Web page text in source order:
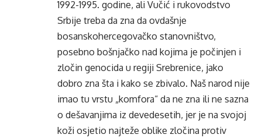
1992-1995. godine, ali Vučić i rukovodstvo
Srbije treba da zna da ovdašnje
bosanskohercegovačko stanovništvo,
posebno bošnjačko nad kojima je počinjen i
zločin genocida u regiji Srebrenice, jako
dobro zna šta i kako se zbivalo. Naš narod nije
imao tu vrstu „komfora“ da ne zna ili ne sazna
o dešavanjima iz devedesetih, jer je na svojoj
koži osjetio najteže oblike zločina protiv